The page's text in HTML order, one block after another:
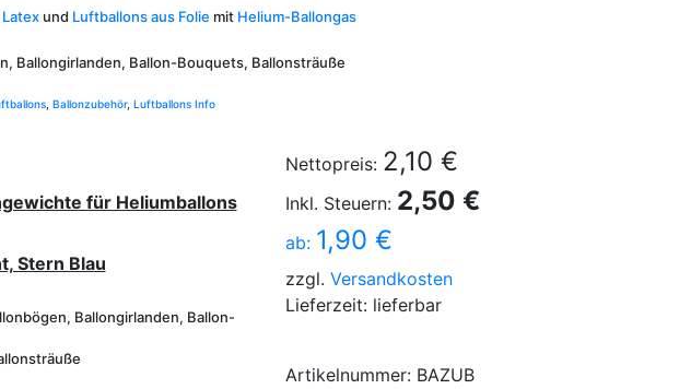
und Luftballons aus Folie mit Helium-Ballongas
Ballongirlanden, Ballon-Bouquets, Ballonsträuße
Ballonzubehör, Luftballons Info
für Heliumballons
Stern Blau
Ballongirlanden, Ballon-
Nettopreis: 2,10 €
Inkl. Steuern: 2,50 €
ab: 1,90 €
zzgl. Versandkosten
Lieferzeit: lieferbar
Artikelnummer: BAZUB